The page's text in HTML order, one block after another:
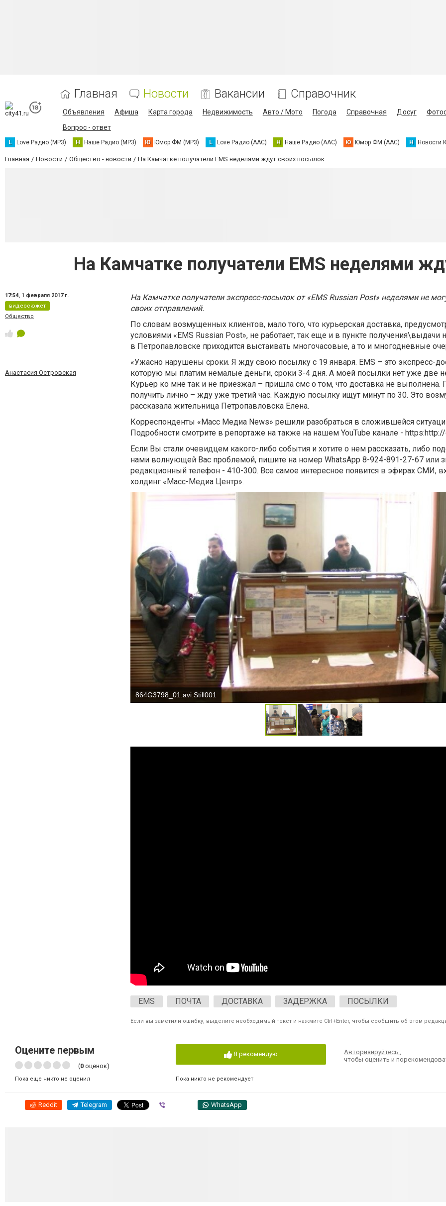
Главная Новости Вакансии Справочник
Объявления Афиша Карта города Недвижимость Авто / Мото Погода Справочная Досуг
Вопрос - ответ
L Love Радио (MP3) Н Наше Радио (MP3) Ю Юмор ФМ (MP3) L Love Радио (AAC) Н Наше Радио (AAC) Ю Юмор ФМ (AAC) Н Новости
Главная Новости Общество - новости На Камчатке получатели EMS неделями ждут своих посылок
На Камчатке получатели EMS неделями
17:54, 1 февраля 2017 г.
видеосюжет
Общество
Анастасия Островская
На Камчатке получатели экспресс-посылок от «EMS Russian Post» неделями не
своих отправлений.
По словам возмущенных клиентов, мало того, что курьерская доставка,
условиями «EMS Russian Post», не работает, так еще и в пункте получения\выдачи
в Петропавловске приходится выстаивать многочасовые, а то и многодневные
«Ужасно нарушены сроки. Я жду свою посылку с 19 января. EMS – это экспресс-
которую мы платим немалые деньги, сроки 3-4 дня. А моей посылки нет уже две
Курьер ко мне так и не приезжал – пришла смс о том, что доставка не выполнена.
получить лично – жду уже третий час. Каждую посылку ищут минут по 30. Это
рассказала жительница Петропавловска Елена.
Корреспонденты «Масс Медиа News» решили разобраться в сложившейся
Подробности смотрите в репортаже на также на нашем YouTube канале -
Если Вы стали очевидцем какого-либо события и хотите о нем рассказать, либо
нами волнующей Вас проблемой, пишите на номер WhatsApp 8-924-891-27-67 или
редакционный телефон - 410-300. Все самое интересное появится в эфирах СМИ,
холдинг «Масс-Медиа Центр».
864G3798_01.avi.Still001
EMS ПОЧТА ДОСТАВКА ЗАДЕРЖКА ПОСЫЛКИ
Если вы заметили ошибку, выделите необходимый текст и нажмите Ctrl+Enter, чтобы сообщить об этом
Оцените первым
(0 оценок)
Пока еще никто не оценил
Я рекомендую
Пока никто не рекомендует
Авторизируйтесь,
чтобы оценить и
Reddit Telegram WhatsApp